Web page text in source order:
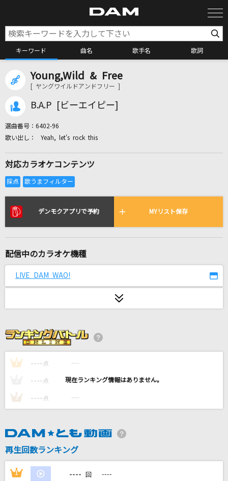
キーワード 曲名 歌手名 歌詞
カラオケ検索
カラオケ店舗検索
リアルタイムで歌われている曲の一覧
[生音]NAO
TIME(B'z LIVE-GYM Pleasure '92 -TIME- Ver.)
エクストラ・マジック・アワー
AKINO with bless4
マカロニえんぴつ
マカロニえんぴつ
heavenly blue
Kalafina
Young,Wild & Free
[ ヤングワイルドアンドフリー ]
B.A.P [ビーエイピー]
選曲番号： 6402-96
Yeah, let's rock this
対応カラオケコンテンツ
デンモクアプリで予約 MYリスト保存
配信中のカラオケ機種
LIVE DAM WAO!
1 ---- 点 ----
---- 点 ----
3 ---- 点 ----
再生回数ランキング
1 ---- 回 ----